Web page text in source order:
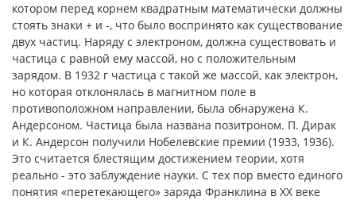
котором перед корнем квадратным математически должны
стоять знаки + и -, что было воспринято как существование
двух частиц. Наряду с электроном, должна существовать и
частица с равной ему массой, но с положительным
зарядом. В 1932 г частица с такой же массой, как электрон,
но которая отклонялась в магнитном поле в
противоположном направлении, была обнаружена К.
Андерсоном. Частица была названа позитроном. П. Дирак
и К. Андерсон получили Нобелевские премии (1933, 1936).
Это считается блестящим достижением теории, хотя
реально - это заблуждение науки. С тех пор вместо единого
понятия «перетекающего» заряда Франклина в ХХ веке